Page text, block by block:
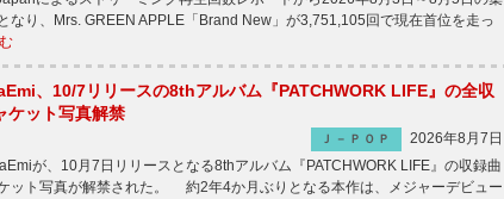
なり、Mrs. GREEN APPLE「Brand New」が3,751,105回で現在首位を走っ
、10/7リリースの8thアルバム『PATCHWORK LIFE』の全収
ケット写真解禁
Ｊ－ＰＯＰ
2026年8月7日
が、10月7日リリースとなる8thアルバム『PATCHWORK LIFE』の収録曲
ット写真が解禁された。 約2年4か月ぶりとなる本作は、メジャーデビュー